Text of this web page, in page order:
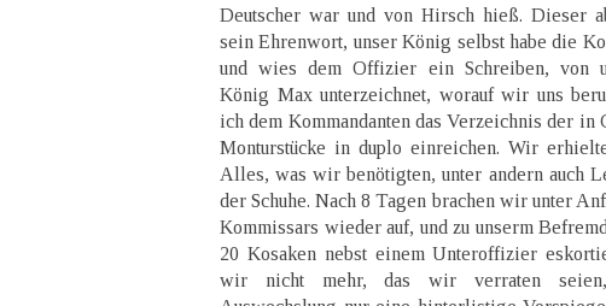
Deutscher war und von Hirsch hieß. Dieser
sein Ehrenwort, unser König selbst habe die
und wies dem Offizier ein Schreiben, von
König Max unterzeichnet, worauf wir uns
ich dem Kommandanten das Verzeichnis der in
Monturstücke in duplo einreichen. Wir
Alles, was wir benötigten, unter andern auch
der Schuhe. Nach 8 Tagen brachen wir unter
Kommissars wieder auf, und zu unserm
20 Kosaken nebst einem Unteroffizier
wir nicht mehr, das wir verraten